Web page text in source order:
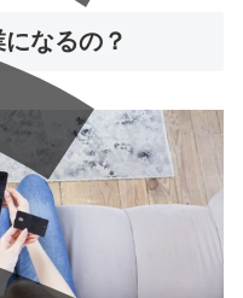
なるの？